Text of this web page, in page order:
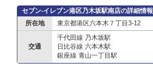
セブン-イレブン港区乃木坂駅南店の詳細情報
所在地
東京都港区六本木７丁目3-12
交通
千代田線 乃木坂駅
日比谷線 六本木駅
銀座線 青山一丁目駅